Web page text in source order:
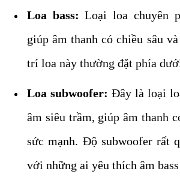
Loa bass:Loại loa chuyên
giúp âm thanh có chiều sâu
trí loa này thường đặt phía
Loa subwoofer: Đây là loại
âm siêu trầm, giúp âm thanh
sức mạnh. Độ subwoofer rất
với những ai yêu thích âm